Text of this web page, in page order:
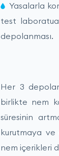
Yasalarla
test
depolanması.
Her 3
birlikte nem
süresinin
kurutmaya ve
nem içerikleri